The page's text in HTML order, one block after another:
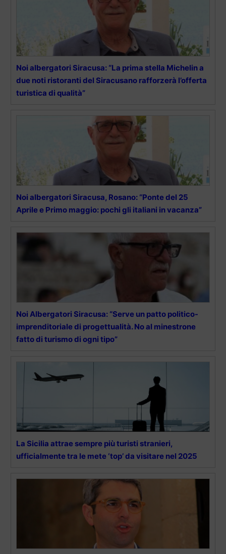
Noi albergatori Siracusa: “La prima stella Michelin a
due noti ristoranti del Siracusano rafforzerà l’offerta
turistica di qualità”
Noi albergatori Siracusa, Rosano: “Ponte del 25
Aprile e Primo maggio: pochi gli italiani in vacanza”
Noi Albergatori Siracusa: “Serve un patto politico-
imprenditoriale di progettualità. No al minestrone
fatto di turismo di ogni tipo”
La Sicilia attrae sempre più turisti stranieri,
ufficialmente tra le mete ‘top’ da visitare nel 2025